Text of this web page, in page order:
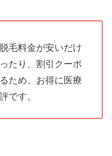
毛料金が安いだけ
たり、割引クーポ
ため、お得に医療
です。